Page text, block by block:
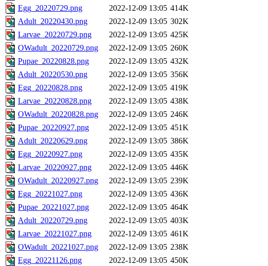
Egg_20220729.png
2022-12-09 13:05 414K
Adult_20220430.png
2022-12-09 13:05 302K
Larvae_20220729.png
2022-12-09 13:05 425K
OWadult_20220729.png
2022-12-09 13:05 260K
Pupae_20220828.png
2022-12-09 13:05 432K
Adult_20220530.png
2022-12-09 13:05 356K
Egg_20220828.png
2022-12-09 13:05 419K
Larvae_20220828.png
2022-12-09 13:05 438K
OWadult_20220828.png
2022-12-09 13:05 246K
Pupae_20220927.png
2022-12-09 13:05 451K
Adult_20220629.png
2022-12-09 13:05 386K
Egg_20220927.png
2022-12-09 13:05 435K
Larvae_20220927.png
2022-12-09 13:05 446K
OWadult_20220927.png
2022-12-09 13:05 239K
Egg_20221027.png
2022-12-09 13:05 436K
Pupae_20221027.png
2022-12-09 13:05 464K
Adult_20220729.png
2022-12-09 13:05 403K
Larvae_20221027.png
2022-12-09 13:05 461K
OWadult_20221027.png
2022-12-09 13:05 238K
Egg_20221126.png
2022-12-09 13:05 450K